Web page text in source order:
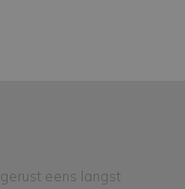
eens langst